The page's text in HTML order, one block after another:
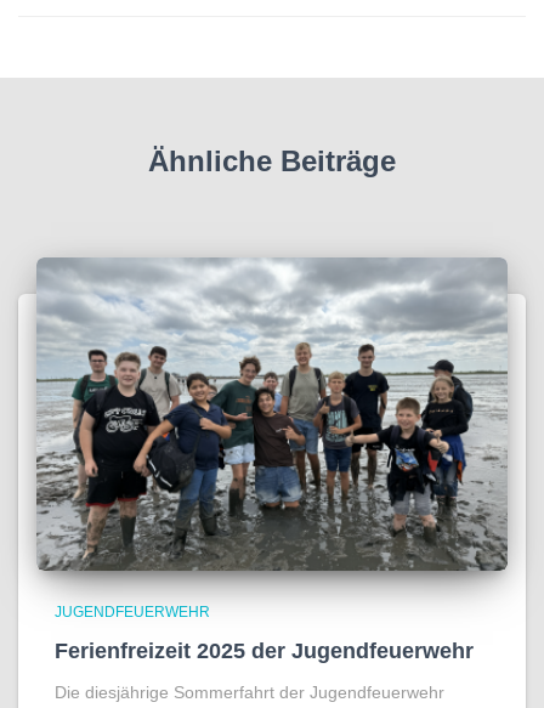
Ähnliche Beiträge
JUGENDFEUERWEHR
Ferienfreizeit 2025 der Jugendfeuerwehr
Die diesjährige Sommerfahrt der Jugendfeuerwehr